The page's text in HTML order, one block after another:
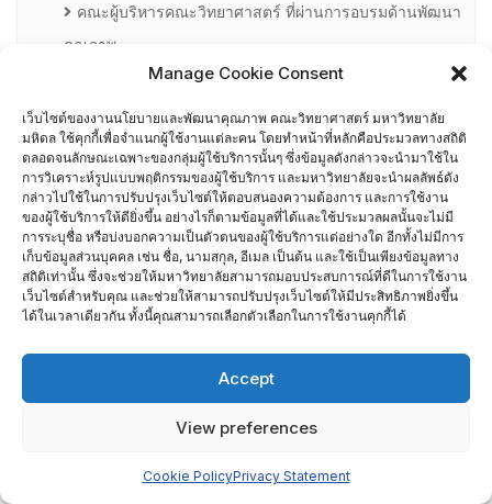
Manage Cookie Consent
เว็บไซต์ของงานนโยบายและพัฒนาคุณภาพ คณะวิทยาศาสตร์ มหาวิทยาลัย
มหิดล ใช้คุกกี้เพื่อจำแนกผู้ใช้งานแต่ละคน โดยทำหน้าที่หลักคือประมวลทางสถิติ
ตลอดจนลักษณะเฉพาะของกลุ่มผู้ใช้บริการนั้นๆ ซึ่งข้อมูลดังกล่าวจะนำมาใช้ใน
การวิเคราะห์รูปแบบพฤติกรรมของผู้ใช้บริการ และมหาวิทยาลัยจะนำผลลัพธ์ดัง
กล่าวไปใช้ในการปรับปรุงเว็บไซต์ให้ตอบสนองความต้องการ และการใช้งาน
ของผู้ใช้บริการให้ดียิ่งขึ้น อย่างไรก็ตามข้อมูลที่ได้และใช้ประมวลผลนั้นจะไม่มี
การระบุชื่อ หรือบ่งบอกความเป็นตัวตนของผู้ใช้บริการแต่อย่างใด อีกทั้งไม่มีการ
เก็บข้อมูลส่วนบุคคล เช่น ชื่อ, นามสกุล, อีเมล เป็นต้น และใช้เป็นเพียงข้อมูลทาง
สถิติเท่านั้น ซึ่งจะช่วยให้มหาวิทยาลัยสามารถมอบประสบการณ์ที่ดีในการใช้งาน
เว็บไซต์สำหรับคุณ และช่วยให้สามารถปรับปรุงเว็บไซต์ให้มีประสิทธิภาพยิ่งขึ้น
ได้ในเวลาเดียวกัน ทั้งนี้คุณสามารถเลือกตัวเลือกในการใช้งานคุกกี้ได้
Accept
View preferences
Cookie PolicyPrivacy Statement
คณะผู้บริหารคณะวิทยาศาสตร์ ที่ผ่านการอบรมด้านพัฒนา
คุณภาพ
ผู้ตรวจประเมิน MUQD
ผู้บริหาร
ปฏิทินกิจกรรม
ประกันคุณภาพภายนอก
การประเมินส่วนงานโดย TRIS ปี 2556-2559